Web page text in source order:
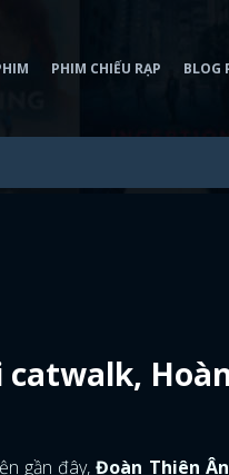
PHIM CHIẾU RẠP BLOG
gần đây,Đoàn Thiên Ân